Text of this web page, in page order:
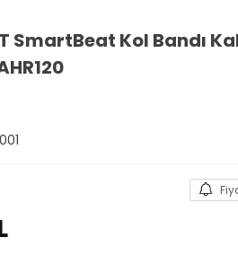
SmartBeat Kol Bandı